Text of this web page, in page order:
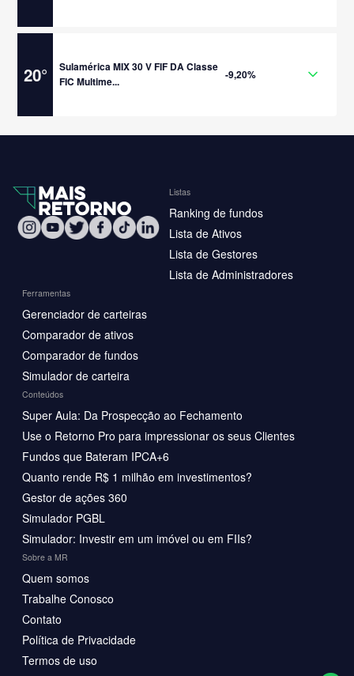
20°
Sulamérica MIX 30 V FIF DA Classe
FIC Multime...
-9,20%
Listas
Ranking de fundos
Lista de Ativos
Lista de Gestores
Lista de Administradores
Ferramentas
Gerenciador de carteiras
Comparador de ativos
Comparador de fundos
Simulador de carteira
Conteúdos
Super Aula: Da Prospecção ao Fechamento
Use o Retorno Pro para impressionar os seus Clientes
Fundos que Bateram IPCA+6
Quanto rende R$ 1 milhão em investimentos?
Gestor de ações 360
Simulador PGBL
Simulador: Investir em um imóvel ou em FIIs?
Sobre a MR
Quem somos
Trabalhe Conosco
Contato
Política de Privacidade
Termos de uso